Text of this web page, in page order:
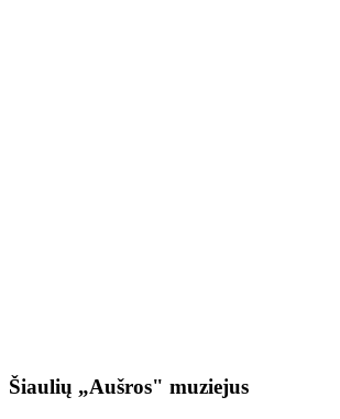
Šiaulių „Aušros" muziejus